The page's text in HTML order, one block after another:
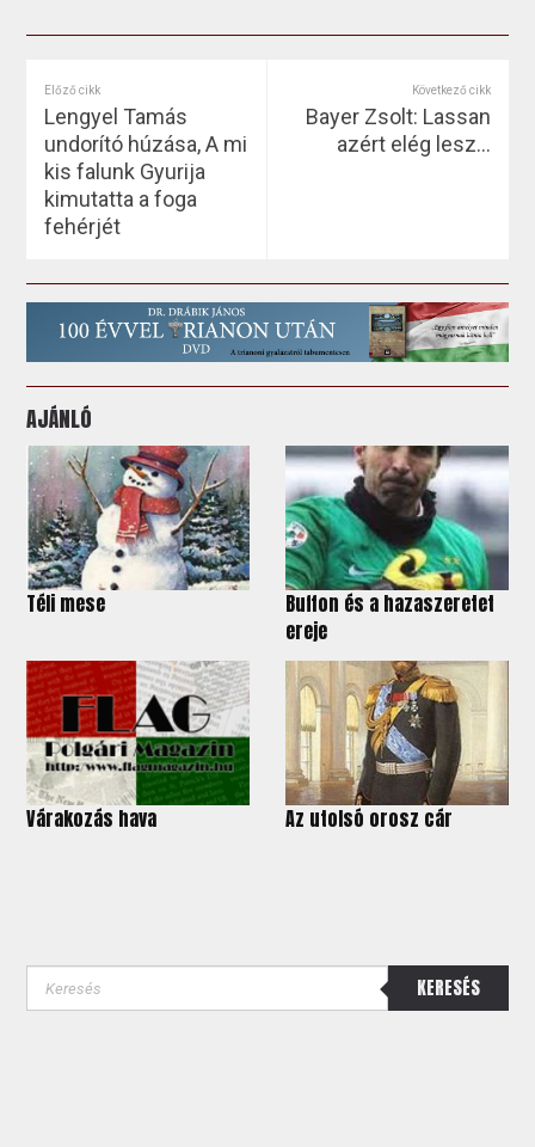
Előző cikk
Lengyel Tamás
undorító húzása, A mi
kis falunk Gyurija
kimutatta a foga
fehérjét
Következő cikk
Bayer Zsolt: Lassan
azért elég lesz…
AJÁNLÓ
Téli mese
Buffon és a hazaszeretet
ereje
Várakozás hava Az utolsó orosz cár
KERESÉS